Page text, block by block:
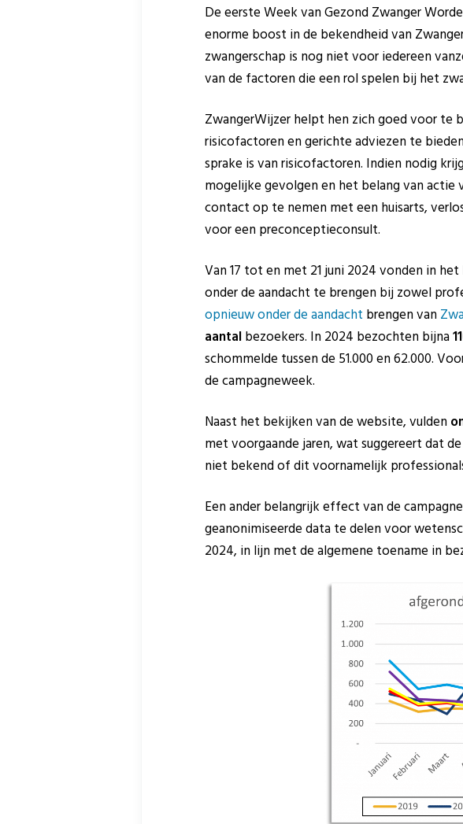
De eerste Week van Gezond Zwanger
enorme boost in de bekendheid van
zwangerschap is nog niet voor iedereen
van de factoren die een rol spelen bij het
ZwangerWijzer helpt hen zich goed voor te
risicofactoren en gerichte adviezen te
sprake is van risicofactoren. Indien nodig
mogelijke gevolgen en het belang van actie
contact op te nemen met een huisarts,
voor een preconceptieconsult.
Van 17 tot en met 21 juni 2024 vonden in
onder de aandacht te brengen bij zowel
opnieuw onder de aandacht brengen van
aantalbezoekers. In 2024 bezochten bijna
schommelde tussen de 51.000 en 62.000.
de campagneweek.
Naast het bekijken van de website, vulden
met voorgaande jaren, wat suggereert dat
niet bekend of dit voornamelijk
Een ander belangrijk effect van de
geanonimiseerde data te delen voor
2024, in lijn met de algemene toename in